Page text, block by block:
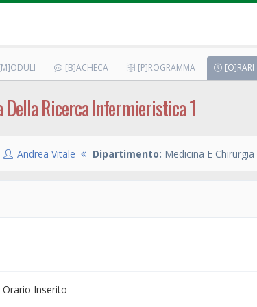
[B]ACHECA [P]ROGRAMMA [O]RARI
Della Ricerca Infermieristica 1
Andrea Vitale Dipartimento: Medicina E Chirurgia
Orario Inserito